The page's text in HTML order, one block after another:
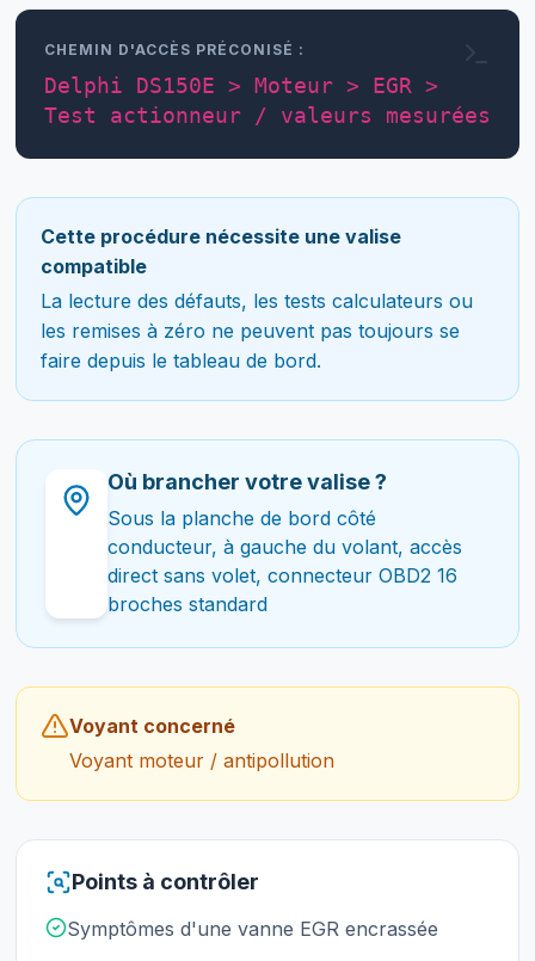
CHEMIN D'ACCÈS PRÉCONISÉ :
Delphi DS150E > Moteur > EGR >
Test actionneur / valeurs mesurées
Cette procédure nécessite une valise
compatible
La lecture des défauts, les tests calculateurs ou
les remises à zéro ne peuvent pas toujours se
faire depuis le tableau de bord.
Où brancher votre valise ?
Sous la planche de bord côté
conducteur, à gauche du volant, accès
direct sans volet, connecteur OBD2 16
broches standard
Voyant concerné
Voyant moteur / antipollution
Points à contrôler
Symptômes d'une vanne EGR encrassée